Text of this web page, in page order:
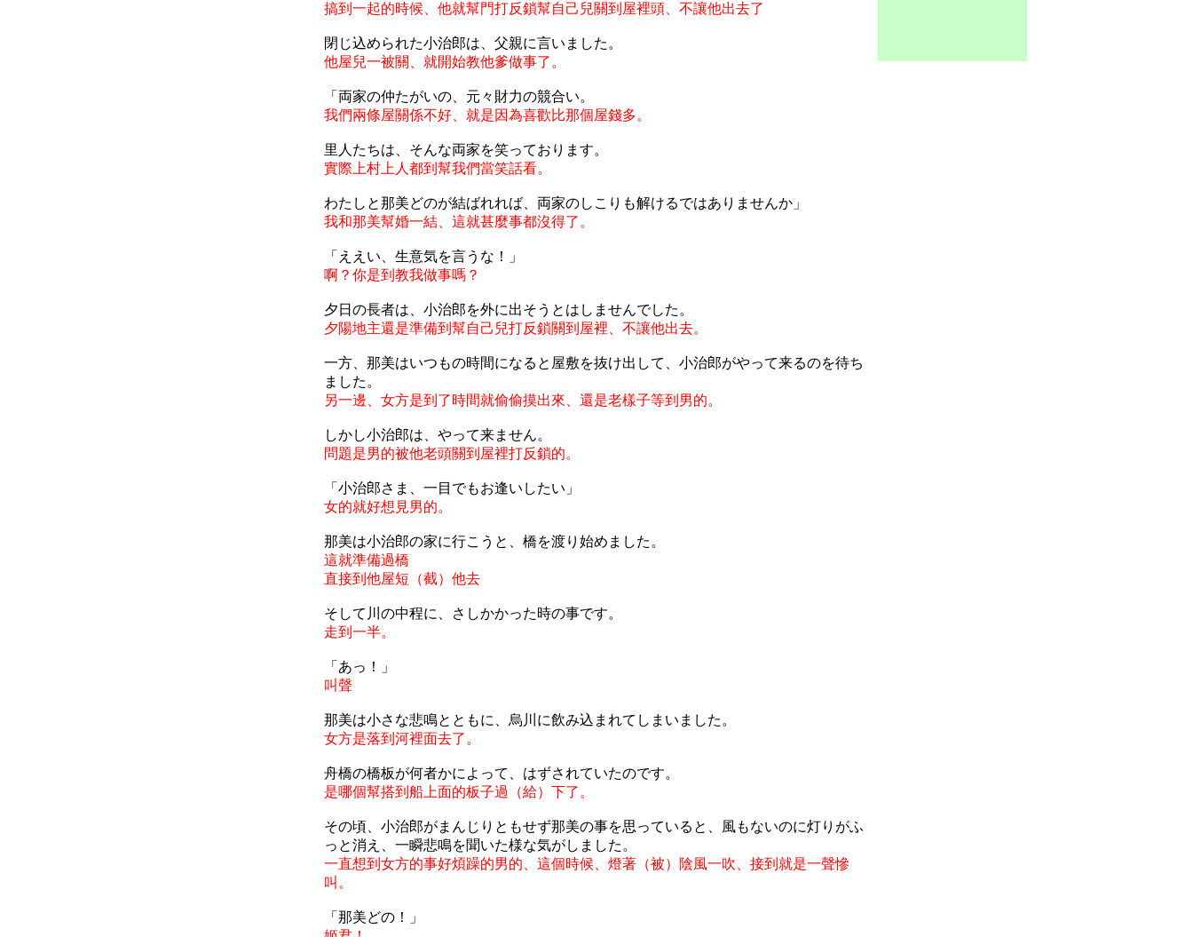
搞到一起的時候、他就幫門打反鎖幫自己兒關到屋裡頭、不讓他出去了
閉じ込められた小治郎は、父親に言いました。
他屋兒一被關、就開始教他爹做事了。
「両家の仲たがいの、元々財力の競合い。
我們兩條屋關係不好、就是因為喜歡比那個屋錢多。
里人たちは、そんな両家を笑っております。
實際上村上人都到幫我們當笑話看。
わたしと那美どのが結ばれれば、両家のしこりも解けるではありませんか」
我和那美幫婚一結、這就甚麼事都沒得了。
「ええい、生意気を言うな！」
啊？你是到教我做事嗎？
夕日の長者は、小治郎を外に出そうとはしませんでした。
夕陽地主還是準備到幫自己兒打反鎖關到屋裡、不讓他出去。
一方、那美はいつもの時間になると屋敷を抜け出して、小治郎がやって来るのを待ち
ました。
另一邊、女方是到了時間就偷偷摸出來、還是老樣子等到男的。
しかし小治郎は、やって来ません。
問題是男的被他老頭關到屋裡打反鎖的。
「小治郎さま、一目でもお逢いしたい」
女的就好想見男的。
那美は小治郎の家に行こうと、橋を渡り始めました。
這就準備過橋
直接到他屋短（截）他去
そして川の中程に、さしかかった時の事です。
走到一半。
「あっ！」
叫聲
那美は小さな悲鳴とともに、烏川に飲み込まれてしまいました。
女方是落到河裡面去了。
舟橋の橋板が何者かによって、はずされていたのです。
是哪個幫搭到船上面的板子過（給）下了。
その頃、小治郎がまんじりともせず那美の事を思っていると、風もないのに灯りがふ
っと消え、一瞬悲鳴を聞いた様な気がしました。
一直想到女方的事好煩躁的男的、這個時候、燈著（被）陰風一吹、接到就是一聲慘
叫。
「那美どの！」